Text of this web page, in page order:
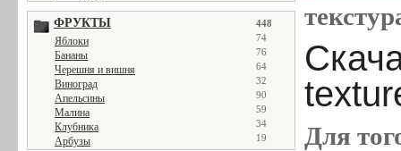
ФРУКТЫ 448
Яблоки 74
Бананы 76
Черешня и вишня 64
Виноград 32
Апельсины 90
Малина 59
Клубника 34
Арбузы 19
Для